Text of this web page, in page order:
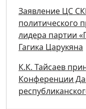
Заявление ЦС
политического
лидера партии
Гагика Царукяна
К.К. Тайсаев
Конференции